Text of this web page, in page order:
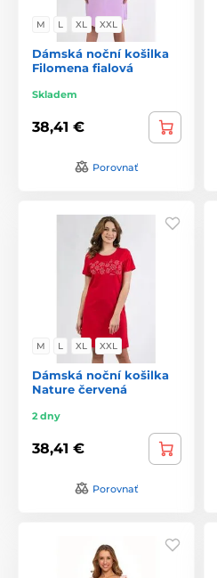
M L XL XXL
Dámská noční košilka
Filomena fialová
Skladem
38,41 €
Porovnať
M L XL XXL
Dámská noční košilka
Nature červená
2 dny
38,41 €
Porovnať